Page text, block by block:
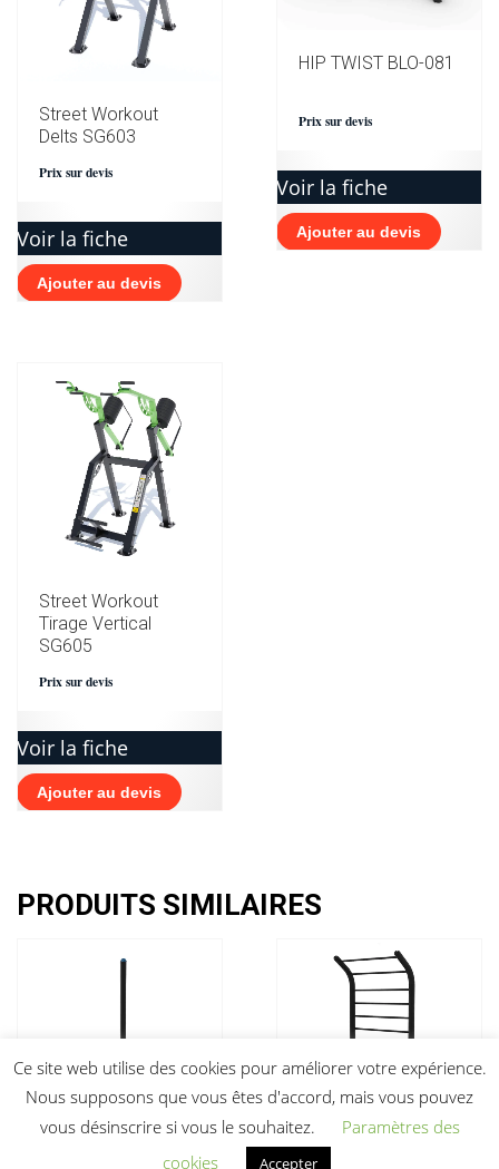
Street Workout
Delts SG603
Prix sur devis
Voir la fiche
Ajouter au devis
HIP TWIST BLO-081
Prix sur devis
Voir la fiche
Ajouter au devis
Street Workout
Tirage Vertical
SG605
Prix sur devis
Voir la fiche
Ajouter au devis
PRODUITS SIMILAIRES
Module column
Ce site web utilise des cookies pour améliorer votre expérience.
Nous supposons que vous êtes d'accord, mais vous pouvez
vous désinscrire si vous le souhaitez.
Paramètres des
cookies
Accepter